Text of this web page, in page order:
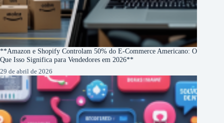
**Amazon e Shopify Controlam 50% do E-Commerce Americano: O
Que Isso Significa para Vendedores em 2026**
29 de abril de 2026